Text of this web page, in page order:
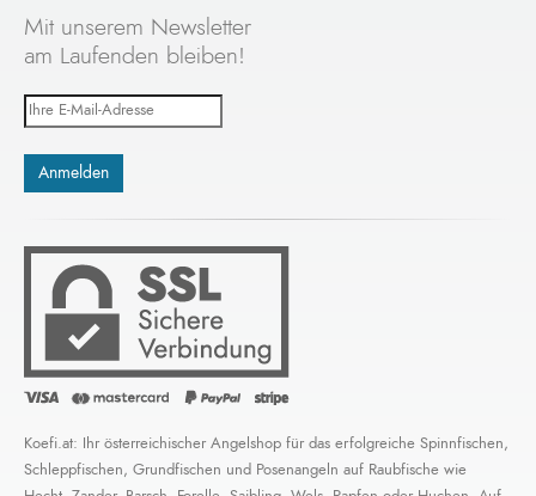
Mit unserem Newsletter
am Laufenden bleiben!
Koefi.at: Ihr österreichischer Angelshop für das erfolgreiche Spinnfischen,
Schleppfischen, Grundfischen und Posenangeln auf Raubfische wie